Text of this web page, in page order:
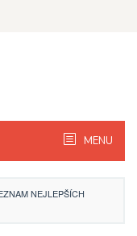
MENU
NEJLEPŠÍCH